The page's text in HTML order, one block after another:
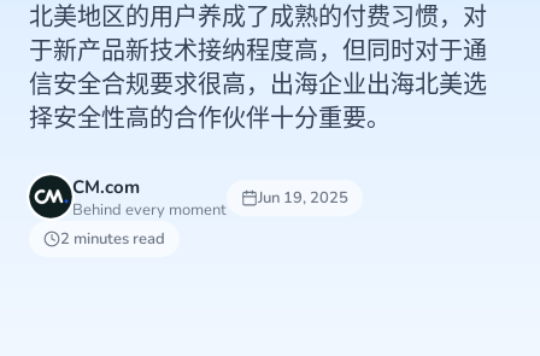
北美地区的用户养成了成熟的付费习惯，对
于新产品新技术接纳程度高，但同时对于通
信安全合规要求很高，出海企业出海北美选
择安全性高的合作伙伴十分重要。
CM.com
Behind every moment
Jun 19, 2025
2 minutes read